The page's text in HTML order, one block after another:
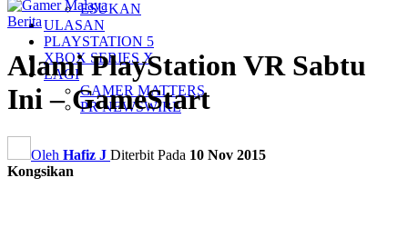
ESUKAN
ULASAN
PLAYSTATION 5
XBOX SERIES X
LAGI
GAMER MATTERS
PR NEWSWIRE
Berita
Alami PlayStation VR Sabtu
Ini – GameStart
Oleh Hafiz J Diterbit Pada 10 Nov 2015
Kongsikan